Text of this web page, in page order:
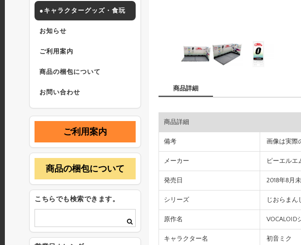
●キャラクターグッズ・食玩
お知らせ
ご利用案内
商品の梱包について
お問い合わせ
商品詳細
商品詳細
備考 画像は実際
メーカー ピーエルエ
発売日 2018年8月
シリーズ じおらまん
原作名 VOCALOID
キャラクター名 初音ミク
ご利用案内
商品の梱包について
こちらでも検索できます。